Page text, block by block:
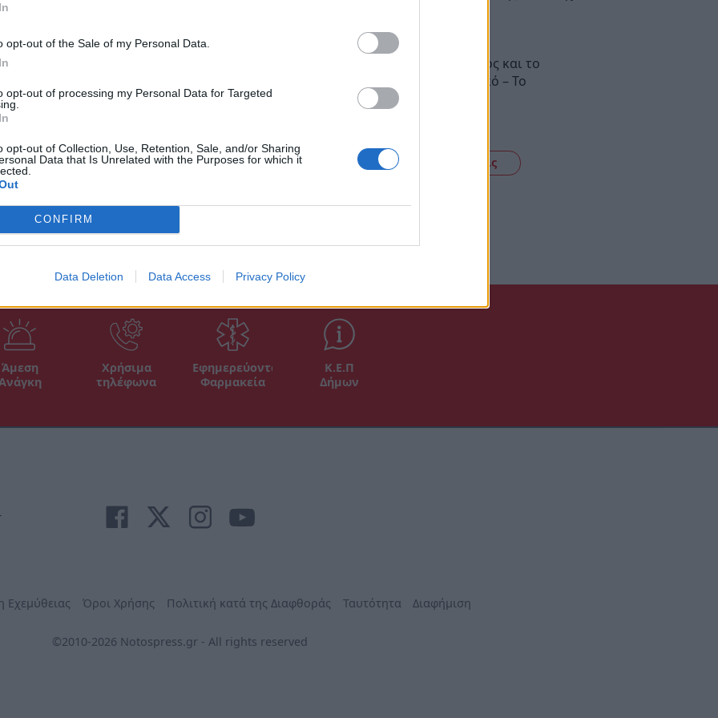
opt-out of the Sale of my Personal Data.
opt-out of processing my Personal Data for Targeted
opt-out of Collection, Use, Retention, Sale, and/or Sharing
Data that Is Unrelated with the Purposes for which it
CONFIRM
Data Deletion Data Access Privacy Policy
έναν ενισχυτή μάρκας Wharfedale. Τα
στον ιδιοκτήτη τους, ο οποίος είχε
Βλαχιώτη την Πέμπτη 7 Ιουλίου.
του Μονομελούς
οποία καταδικάστηκε σε φυλάκιση 30
Κυκλοφορίας (Κ.Ο.Κ.).
αυτοφώρου και θα οδηγηθεί στον κ.
20:43
Μυστράς: Έλιωσε ο πάγος και το
έγκλημα είναι οικονομικό – Το
ρεπορτάζ έλαβε τέλος!
Δείτε όλες τις ειδήσεις
Άμεση
Χρήσιμα
τηλέφωνα
Εφημερεύοντα
Φαρμακεία
Κ.Ε.Π
Δήμων
Εχεμύθειας Όροι Χρήσης Πολιτική κατά της Διαφθοράς Ταυτότητα Διαφήμιση
©2010-2026 Notospress.gr - All rights reserved